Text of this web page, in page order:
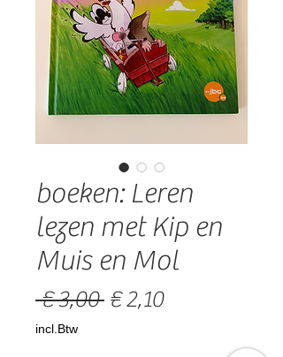
boeken: Leren
lezen met Kip en
Muis en Mol
€ 3,00 Normale
€ 2,10Verkoopprijs
incl.Btw